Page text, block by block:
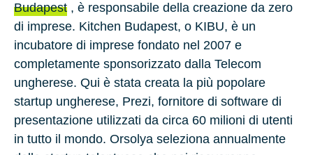
Budapest , è responsabile della creazione da zero
di imprese. Kitchen Budapest, o KIBU, è un
incubatore di imprese fondato nel 2007 e
completamente sponsorizzato dalla Telecom
ungherese. Qui è stata creata la più popolare
startup ungherese, Prezi, fornitore di software di
presentazione utilizzati da circa 60 milioni di utenti
in tutto il mondo. Orsolya seleziona annualmente